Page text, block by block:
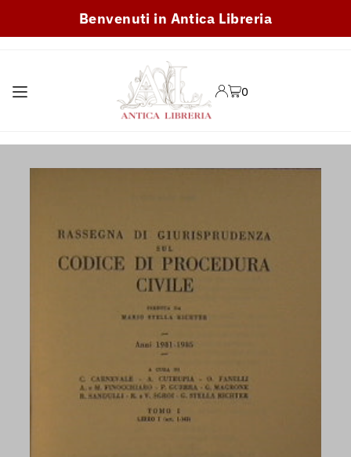
TRANSLATION MISSING:
Benvenuti in Antica Libreria
0